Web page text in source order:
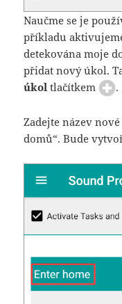
Naučme se je
příkladu
detekována moje
přidat nový úkol.
úkol tlačítkem .
Zadejte název
domů“. Bude